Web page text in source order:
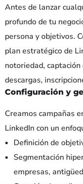
Antes de lanzar
profundo de tu
persona y objetivos.
plan estratégico de
notoriedad,
descargas,
Configuración y
Creamos campañas
LinkedIn con un
Definición de
Segmentación
empresas,